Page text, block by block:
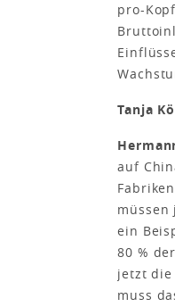
pro-
Tanja
auf
müssen
ein
80 %
jetzt die
muss